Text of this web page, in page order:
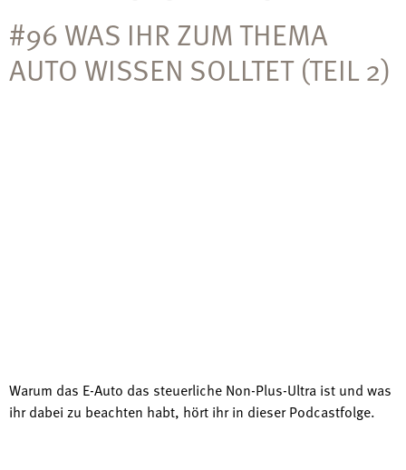
#96 WAS IHR ZUM THEMA
AUTO WISSEN SOLLTET (TEIL 2)
Warum das E-Auto das steuerliche Non-Plus-Ultra ist und was
ihr dabei zu beachten habt, hört ihr in dieser Podcastfolge.